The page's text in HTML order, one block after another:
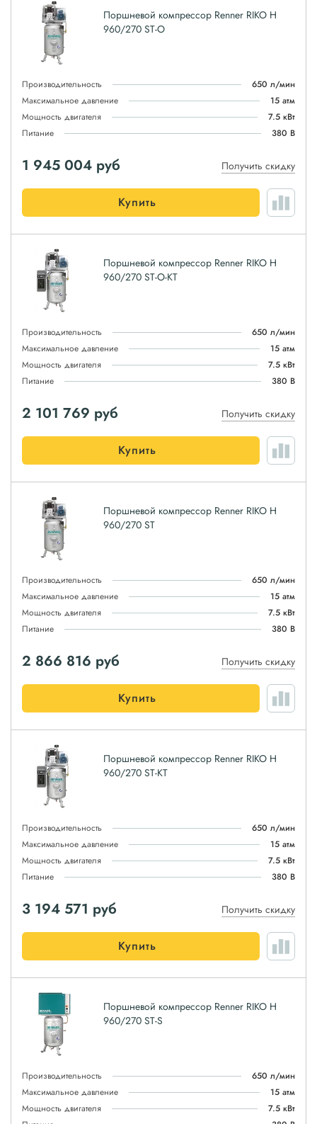
Поршневой компрессор Renner RIKO H
960/270 ST-O
Производительность
650 л/мин
Максимальное давление
15 атм
Мощность двигателя
7.5 кВт
Питание
380 В
1 945 004 руб Получить скидку
Купить
Поршневой компрессор Renner RIKO H
960/270 ST-O-KT
Производительность
650 л/мин
Максимальное давление
15 атм
Мощность двигателя
7.5 кВт
Питание
380 В
2 101 769 руб Получить скидку
Купить
Поршневой компрессор Renner RIKO H
960/270 ST
Производительность
650 л/мин
Максимальное давление
15 атм
Мощность двигателя
7.5 кВт
Питание
380 В
2 866 816 руб Получить скидку
Купить
Поршневой компрессор Renner RIKO H
960/270 ST-KT
Производительность
650 л/мин
Максимальное давление
15 атм
Мощность двигателя
7.5 кВт
Питание
380 В
3 194 571 руб Получить скидку
Купить
Поршневой компрессор Renner RIKO H
960/270 ST-S
Производительность
650 л/мин
Максимальное давление
15 атм
Мощность двигателя
7.5 кВт